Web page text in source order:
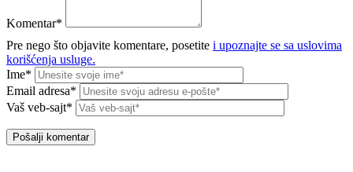
Komentar*
Pre nego što objavite komentare, posetite i upoznajte se sa uslovima
korišćenja usluge.
Ime*
Email adresa*
Vaš veb-sajt*